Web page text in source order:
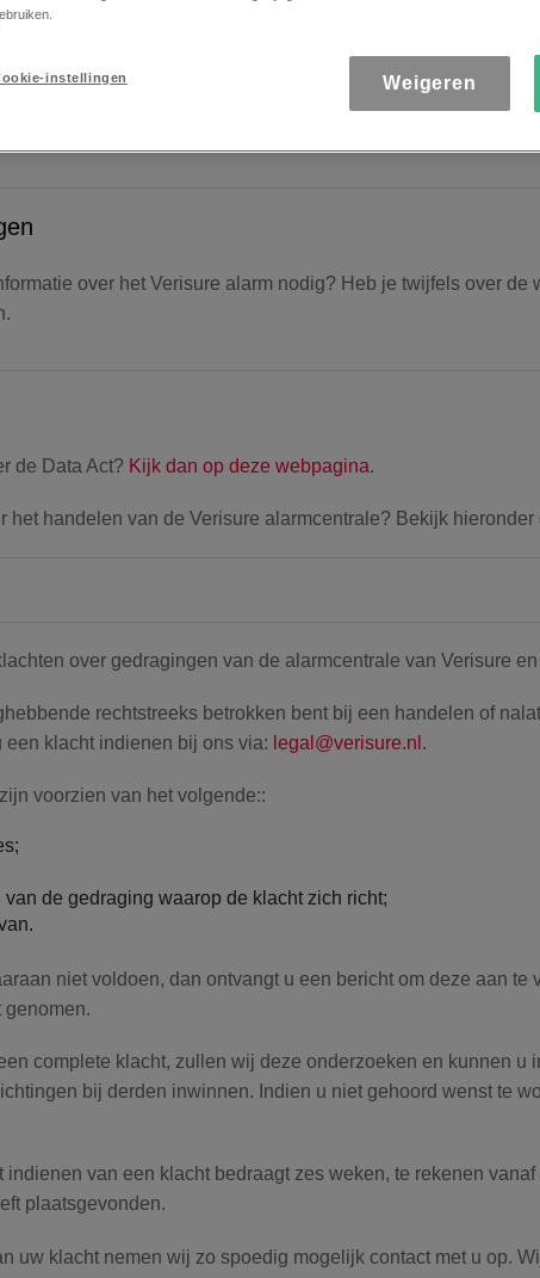
van diefstal in je huis of bedrijf is eenvoudig. Met enkele
onze beste aanbevelingen.
over het Verisure alarm nodig? Heb je twijfels over
de Data Act? Kijk dan op deze webpagina.
het handelen van de Verisure alarmcentrale? Bekijk
over gedragingen van de alarmcentrale van Verisure
rechtstreeks betrokken bent bij een handelen of
een klacht indienen bij ons via: legal@verisure.nl .
voorzien van het volgende::
de gedraging waarop de klacht zich richt;
niet voldoen, dan ontvangt u een bericht om deze aan
genomen.
complete klacht, zullen wij deze onderzoeken en kunnen u
bij derden inwinnen. Indien u niet gehoord wenst te
indienen van een klacht bedraagt zes weken, te rekenen
plaatsgevonden.
uw klacht nemen wij zo spoedig mogelijk contact met u op.
instellingen Weigeren